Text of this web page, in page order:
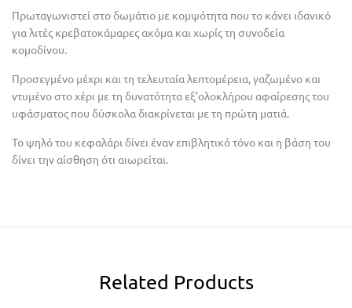
Πρωταγωνιστεί στο δωμάτιο με κομψότητα που το κάνει ιδανικό
για λιτές κρεβατοκάμαρες ακόμα και χωρίς τη συνοδεία
κομοδίνου.
Προσεγμένο μέχρι και τη τελευταία λεπτομέρεια, γαζωμένο και
ντυμένο στο χέρι με τη δυνατότητα εξ’ολοκλήρου αφαίρεσης του
υφάσματος που δύσκολα διακρίνεται με τη πρώτη ματιά.
Το ψηλό του κεφαλάρι δίνει έναν επιβλητικό τόνο και η βάση του
δίνει την αίσθηση ότι αιωρείται.
Related Products